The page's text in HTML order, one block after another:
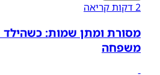
2 דקות קריאה
מסורת ומתן שמות:
משפחה
-